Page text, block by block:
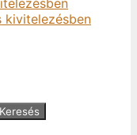
kivitelezésben
Keresés